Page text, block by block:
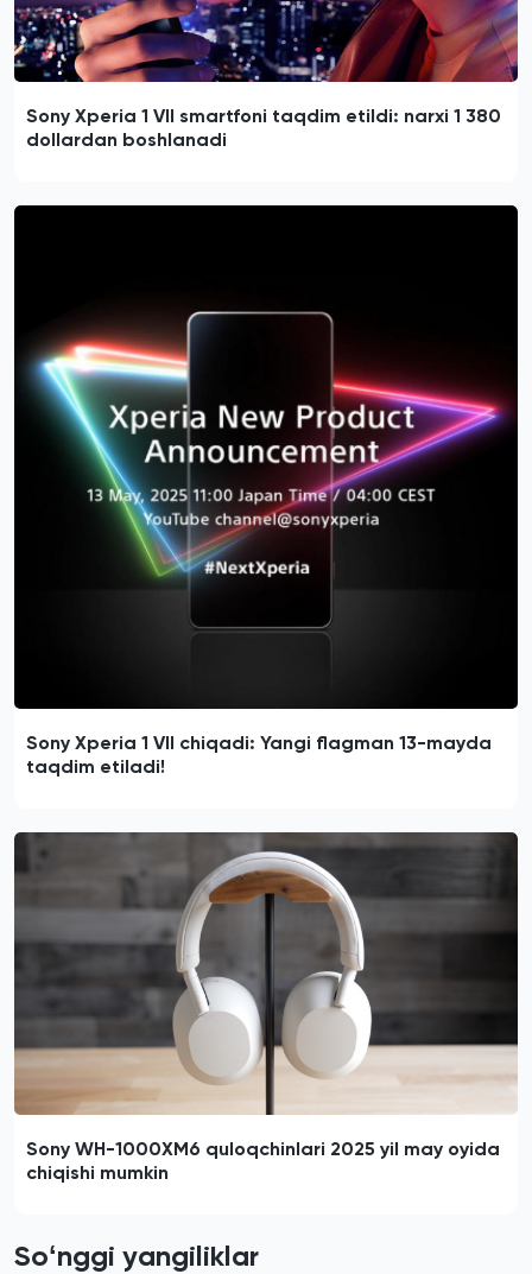
Sony Xperia 1 VII smartfoni taqdim etildi: narxi 1 380
dollardan boshlanadi
Sony Xperia 1 VII chiqadi: Yangi flagman 13-mayda
taqdim etiladi!
Sony WH-1000XM6 quloqchinlari 2025 yil may oyida
chiqishi mumkin
Soʻnggi yangiliklar